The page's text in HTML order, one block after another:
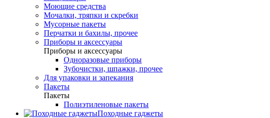
Моющие средства
Мочалки, тряпки и скребки
Мусорные пакеты
Перчатки и бахилы, прочее
Приборы и аксессуары
Приборы и аксессуары
Одноразовые приборы
Зубочистки, шпажки, прочее
Для упаковки и запекания
Пакеты
Пакеты
Полиэтиленовые пакеты
Походные гаджеты